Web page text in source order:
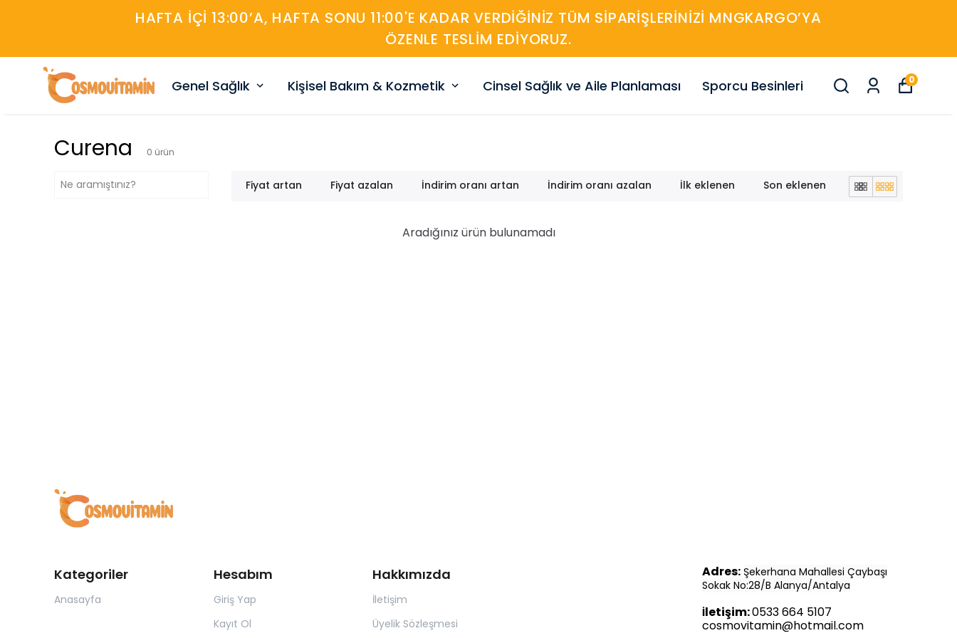
HAFTA IÇI 13:00’A, HAFTA SONU 11:00'E KADAR VERDIĞINIZ TÜM SIPARIŞLERINIZI MNGKARGO’YA
ÖZENLE TESLIM EDIYORUZ.
Genel Sağlık Kişisel Bakım & Kozmetik Cinsel Sağlık ve Aile Planlaması Sporcu Besinleri 0
Curena 0 ürün
Fiyat artan Fiyat azalan İndirim oranı artan İndirim oranı azalan İlk eklenen Son eklenen
Aradığınız ürün bulunamadı
Kategoriler
Anasayfa
Hesabım
Giriş Yap
Kayıt Ol
Hakkımızda
İletişim
Üyelik Sözleşmesi
Adres: Şekerhana Mahallesi Çaybaşı
Sokak No:28/B Alanya/Antalya
İletişim:0533 664 5107
cosmovitamin@hotmail.com